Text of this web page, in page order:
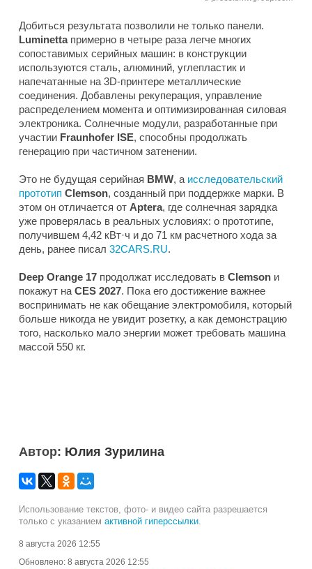
Добиться результата позволили не только панели.
Luminettaпримерно в четыре раза легче многих
сопоставимых серийных машин: в конструкции
используются сталь, алюминий, углепластик и
напечатанные на 3D-принтере металлические
соединения. Добавлены рекуперация, управление
распределением момента и оптимизированная силовая
электроника. Солнечные модули, разработанные при
участии Fraunhofer ISE, способны продолжать
генерацию при частичном затенении.
Это не будущая серийная BMW, а исследовательский
прототип Clemson, созданный при поддержке марки. В
этом он отличается от Aptera, где солнечная зарядка
уже проверялась в реальных условиях: о прототипе,
получившем 4,42 кВт·ч и до 71 км расчетного хода за
день, ранее писал 32CARS.RU.
Deep Orange 17 продолжат исследовать в Clemson и
покажут на CES 2027. Пока его достижение важнее
воспринимать не как обещание электромобиля, который
больше никогда не увидит розетку, а как демонстрацию
того, насколько мало энергии может требовать машина
массой 550 кг.
Автор: Юлия Зурилина
Использование текстов, фото- и видео сайта разрешается
только с указанием активной гиперссылки.
8 августа 2026 12:55
Обновлено: 8 августа 2026 12:55